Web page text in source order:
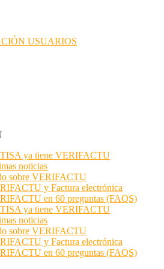
USUARIOS
ya tiene VERIFACTU
noticias
sobre VERIFACTU
y Factura electrónica
en 60 preguntas (FAQS)
ya tiene VERIFACTU
noticias
sobre VERIFACTU
y Factura electrónica
en 60 preguntas (FAQS)